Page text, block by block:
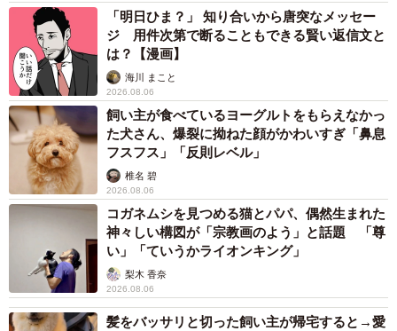
「明日ひま？」 知り合いから唐突なメッセー
ジ 用件次第で断ることもできる賢い返信文と
は？【漫画】
海川 まこと
2026.08.06
飼い主が食べているヨーグルトをもらえなかっ
た犬さん、爆裂に拗ねた顔がかわいすぎ「鼻息
フスフス」「反則レベル」
椎名 碧
2026.08.06
コガネムシを見つめる猫とパパ、偶然生まれた
神々しい構図が「宗教画のよう」と話題 「尊
い」「ていうかライオンキング」
梨木 香奈
2026.08.06
髪をバッサリと切った飼い主が帰宅すると→愛